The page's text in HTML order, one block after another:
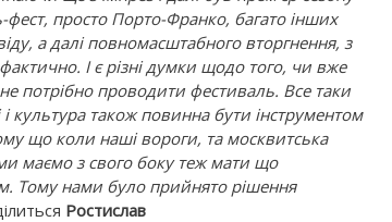
фест, просто Порто-Франко, багато інших
а далі повномасштабного вторгнення, з
І є різні думки щодо того, чи вже
потрібно проводити фестиваль. Все таки
культура також повинна бути інструментом
що коли наші вороги, та москвитська
маємо з свого боку теж мати що
Тому нами було прийнято рішення
Ростислав